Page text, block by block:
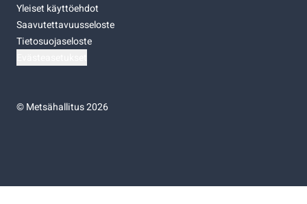
Yleiset käyttöehdot
Saavutettavuusseloste
Tietosuojaseloste
©Metsähallitus 2026